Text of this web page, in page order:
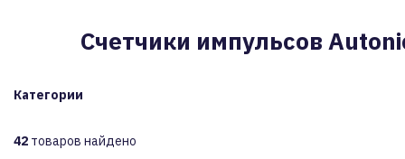
Счетчики импульсов
Категории
42 товаров найдено